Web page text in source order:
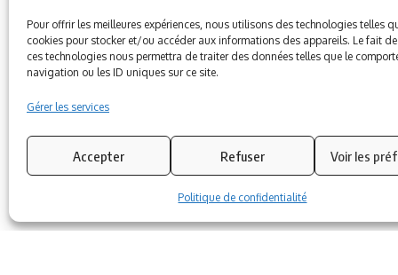
Pour offrir les meilleures expériences, nous utilisons des technologies telles
cookies pour stocker et/ou accéder aux informations des appareils. Le fait
ces technologies nous permettra de traiter des données telles que le
navigation ou les ID uniques sur ce site.
Gérer les services
Accepter Refuser Voir les
Politique de confidentialité
ARTICLE PRÉCÉDENT
En quoi la stratégie du numérique éducatif va
Baron DNE